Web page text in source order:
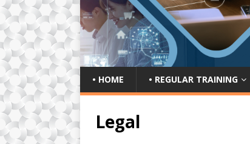
• HOME • REGULAR TRAINING
Legal